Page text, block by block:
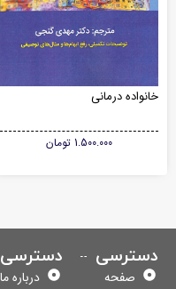
درمانی
1.500.000 تومان
صفحه
دسترسی
درباره ما